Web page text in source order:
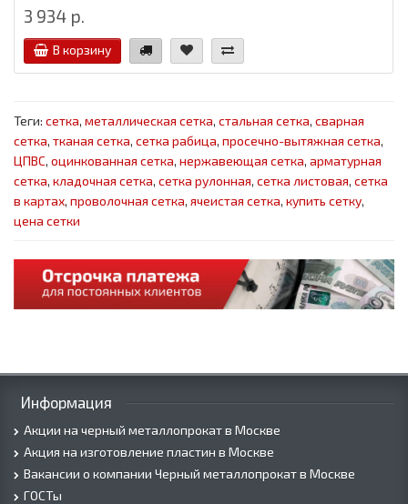
3 934 р.
В корзину
Теги: сетка, металлическая сетка, стальная сетка, сварная
сетка, тканая сетка, сетка рабица, просечно-вытяжная сетка,
ЦПВС, оцинкованная сетка, нержавеющая сетка, арматурная
сетка, кладочная сетка, сетка рулонная, сетка листовая, сетка
в картах, проволочная сетка, ячеистая сетка, купить сетку,
цена сетки
Информация
Акции на черный металлопрокат в Москве
Акция на изготовление пластин в Москве
Вакансии о компании Черный металлопрокат в Москве
ГОСТы